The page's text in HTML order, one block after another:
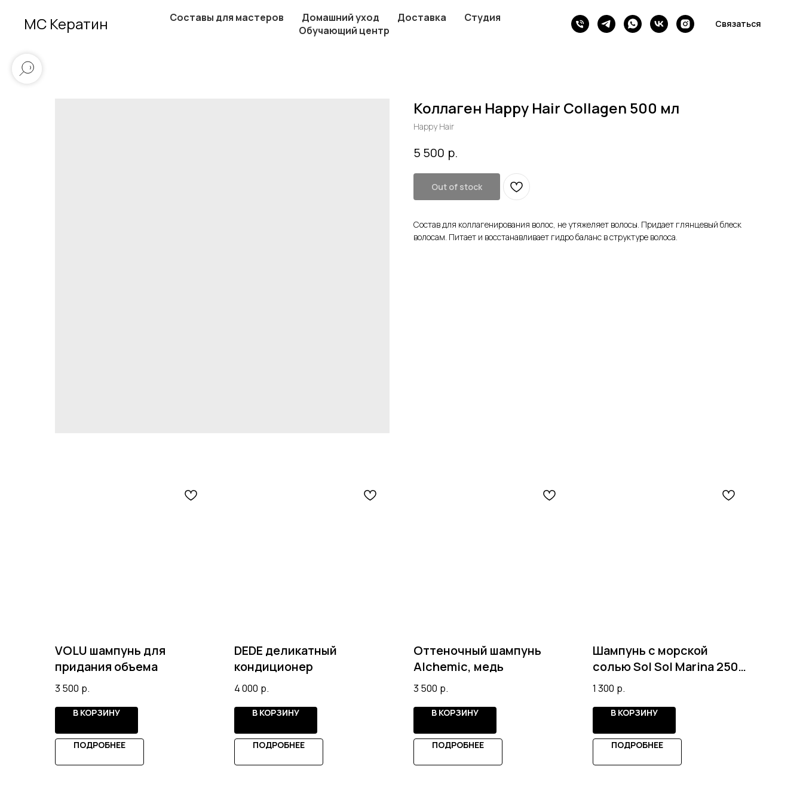
МС Кератин Составы для мастеров Домашний уход Доставка
Студия
Обучающий центр
Связаться
Коллаген Happy Hair Collagen 500 мл
Happy Hair
5 500 р.
Out of stock
Состав для коллагенирования волос, не утяжеляет волосы. Придает глянцевый блеск
волосам. Питает и восстанавливает гидро баланс в структуре волоса.
VOLU шампунь для
придания объема
3 500 р.
В КОРЗИНУ
ПОДРОБНЕЕ
DEDE деликатный
кондиционер
4 000 р.
В КОРЗИНУ
ПОДРОБНЕЕ
Оттеночный шампунь
Alchemic, медь
3 500 р.
В КОРЗИНУ
ПОДРОБНЕЕ
Шампунь с морской
солью Sol Sol Marina 250
мл
1 300 р.
В КОРЗИНУ
ПОДРОБНЕЕ